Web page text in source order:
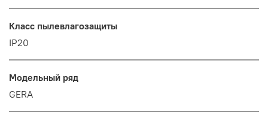
Класс пылевлагозащиты
IP20
Модельный ряд
GERA